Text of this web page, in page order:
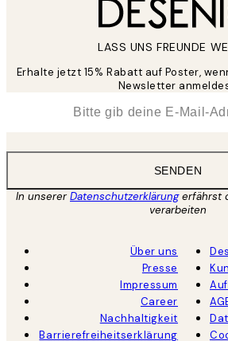
LASS UNS FREUNDE
Erhalte jetzt 15% Rabatt auf Poster,
Newsletter
SENDEN
In unsererDatenschutzerklärungerfährst
verarbeiten
Über uns
Presse
Impressum
Career
Nachhaltigkeit
Barrierefreiheitserklärung